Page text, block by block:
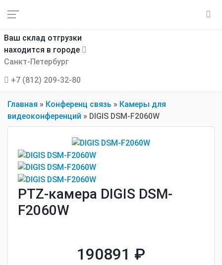
Ваш склад отгрузки
находится в городе
Санкт-Петербург
+7 (812) 209-32-80
Главная » Конференц связь » Камеры для
видеоконференций » DIGIS DSM-F2060W
PTZ-камера DIGIS DSM-
F2060W
190891 ₽